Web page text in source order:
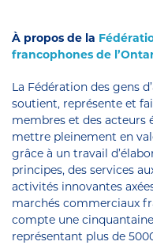
À propos de la
francophones de
La Fédération des gens
soutient, représente et
membres et des acteurs
mettre pleinement en
grâce à un travail
principes, des services
activités innovantes
marchés commerciaux
compte une
représentant plus de